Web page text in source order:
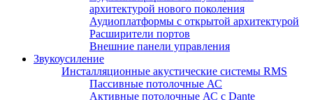
архитектурой нового поколения
Аудиоплатформы с открытой архитектурой
Расширители портов
Внешние панели управления
Звукоусиление
Инсталляционные акустические системы RMS
Пассивные потолочные АС
Активные потолочные АС с Dante